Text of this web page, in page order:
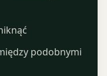
podobnymi